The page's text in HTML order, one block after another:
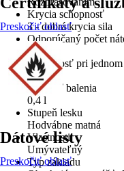
Krycia schopnosť
3 - dobrá krycia sila
Odporúčaný počet
3
Výdatnosť pri jednom
5 m²/l
Veľkosť balenia
0,4 l
Stupeň lesku
Hodvábne matná
Vlastnosti
Umývateľný
Typ základu
Preskočiť oblasť
Dátové listy
Preskočiť oblasť